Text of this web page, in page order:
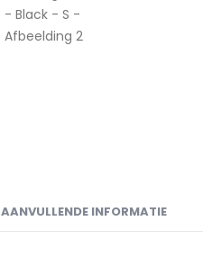
AANVULLENDE INFORMATIE